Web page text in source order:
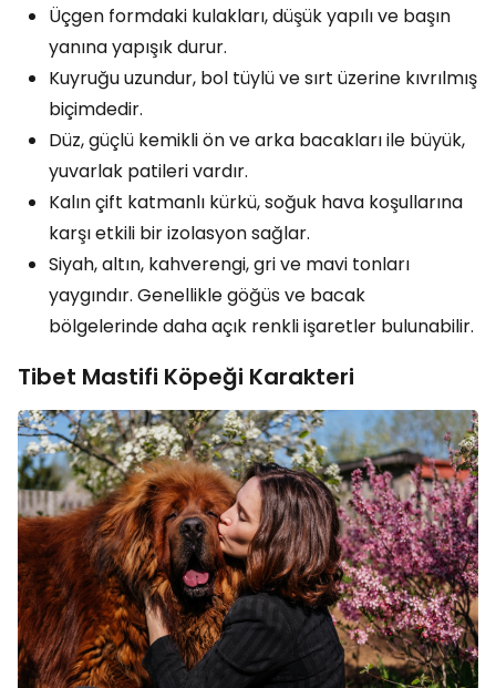
Üçgen formdaki kulakları, düşük yapılı ve başın
yanına yapışık durur.
Kuyruğu uzundur, bol tüylü ve sırt üzerine kıvrılmış
biçimdedir.
Düz, güçlü kemikli ön ve arka bacakları ile büyük,
yuvarlak patileri vardır.
Kalın çift katmanlı kürkü, soğuk hava koşullarına
karşı etkili bir izolasyon sağlar.
Siyah, altın, kahverengi, gri ve mavi tonları
yaygındır. Genellikle göğüs ve bacak
bölgelerinde daha açık renkli işaretler bulunabilir.
Tibet Mastifi Köpeği Karakteri